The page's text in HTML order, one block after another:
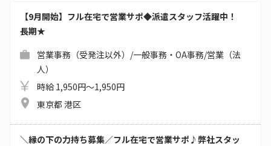
【9月開始】フル在宅で営業サポ◆派遣スタッフ活躍中！
長期★
営業事務（受発注以外）/一般事務・OA事務/営業（法
人）
時給 1,950円～1,950円
東京都 港区
＼縁の下の力持ち募集／フル在宅で営業サポ♪弊社スタッ